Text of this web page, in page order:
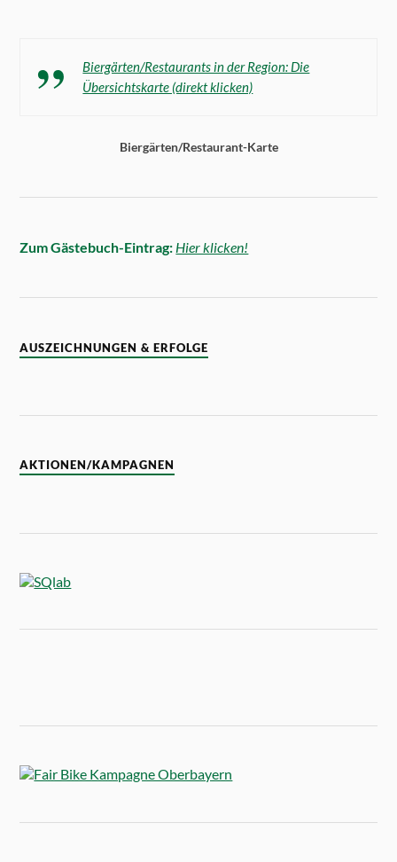
Biergärten/Restaurants in der Region: Die
Übersichtskarte (direkt klicken)
Biergärten/Restaurant-Karte
Zum Gästebuch-Eintrag: Hier klicken!
AUSZEICHNUNGEN & ERFOLGE
AKTIONEN/KAMPAGNEN